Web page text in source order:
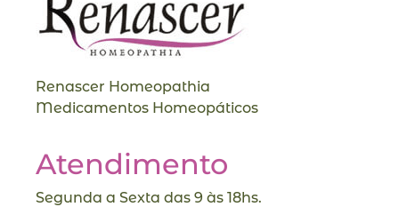
Renascer Homeopathia
Medicamentos Homeopáticos
Atendimento
Segunda a Sexta das 9 às 18hs.